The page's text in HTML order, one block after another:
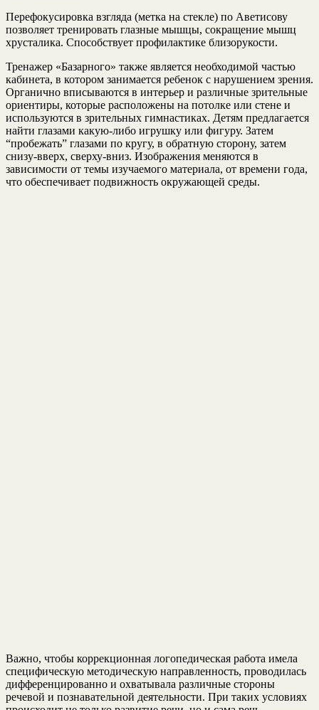
Перефокусировка взгляда (метка на стекле) по Аветисову
позволяет тренировать глазные мышцы, сокращение мышц
хрусталика. Способствует профилактике близорукости.
Тренажер «Базарного» также является необходимой частью
кабинета, в котором занимается ребенок с нарушением зрения.
Органично вписываются в интерьер и различные зрительные
ориентиры, которые расположены на потолке или стене и
используются в зрительных гимнастиках. Детям предлагается
найти глазами какую-либо игрушку или фигуру. Затем
“пробежать” глазами по кругу, в обратную сторону, затем
снизу-вверх, сверху-вниз. Изображения меняются в
зависимости от темы изучаемого материала, от времени года,
что обеспечивает подвижность окружающей среды.
Важно, чтобы коррекционная логопедическая работа имела
специфическую методическую направленность, проводилась
дифференцированно и охватывала различные стороны
речевой и познавательной деятельности. При таких условиях